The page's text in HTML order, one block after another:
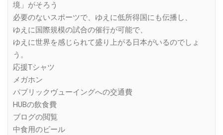
境」がそろう
必要のないスポーツで、ゆえに低所得国にも伝播し、
ゆえに国際規模の試合の催行が可能で、
ゆえに世界を感じられて盛り上がる日本がいるのでしょ
う。
応援Tシャツ
メガホン
パブリックヴューイングへの交通費
HUBの飲食費
ブログの閲覧
中食用のビール